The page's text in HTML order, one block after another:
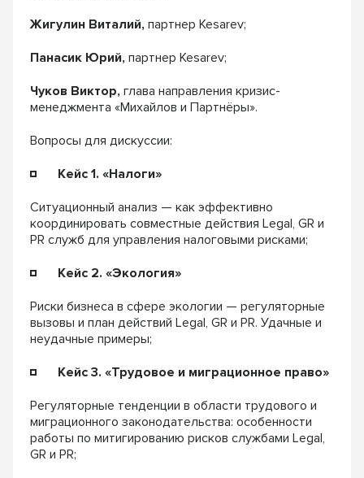
Жигулин Виталий, партнер Kesarev;
Панасик Юрий, партнер Kesarev;
Чуков Виктор, глава направления кризис-
менеджмента «Михайлов и Партнёры».
Вопросы для дискуссии:
Кейс 1. «Налоги»
Ситуационный анализ — как эффективно
координировать совместные действия Legal, GR и
PR служб для управления налоговыми рисками;
Кейс 2. «Экология»
Риски бизнеса в сфере экологии — регуляторные
вызовы и план действий Legal, GR и PR. Удачные и
неудачные примеры;
Кейс 3. «Трудовое и миграционное право»
Регуляторные тенденции в области трудового и
миграционного законодательства: особенности
работы по митигированию рисков службами Legal,
GR и PR;